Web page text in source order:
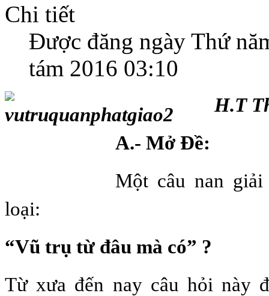
Chi tiết
Được đăng ngày Thứ
tám 2016 03:10
H.T
A.- Mở Ðề:
Một câu nan giải
loại:
“Vũ trụ từ đâu mà có” ?
Từ xưa đến nay câu hỏi này